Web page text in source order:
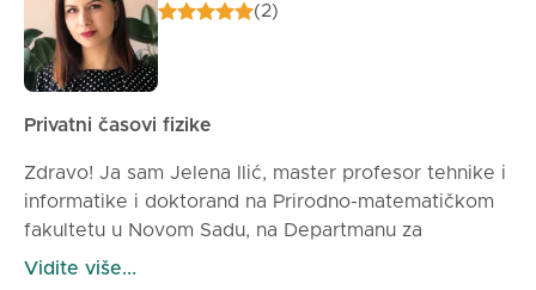
(2)
Privatni časovi fizike
Zdravo! Ja sam Jelena Ilić, master profesor tehnike i
informatike i doktorand na Prirodno-matematičkom
fakultetu u Novom Sadu, na Departmanu za
matematiku i informatiku.
Vidite više...